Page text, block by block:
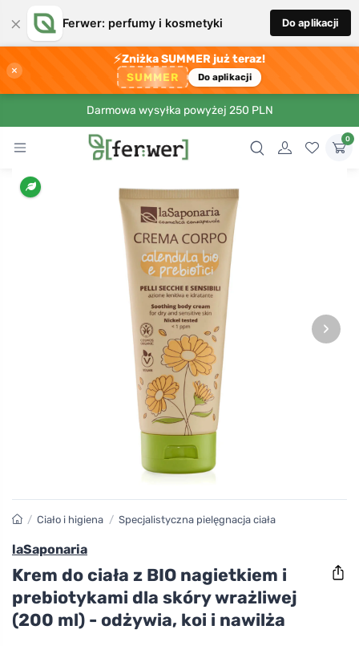
× Ferwer: perfumy i kosmetyki Do aplikacji
×
⚡Zniżka SUMMER już teraz!
SUMMER Do aplikacji
Darmowa wysyłka powyżej 250 PLN
0
›
/ Ciało i higiena / Specjalistyczna pielęgnacja ciała
laSaponaria
Krem do ciała z BIO nagietkiem i
prebiotykami dla skóry wrażliwej
(200 ml) - odżywia, koi i nawilża